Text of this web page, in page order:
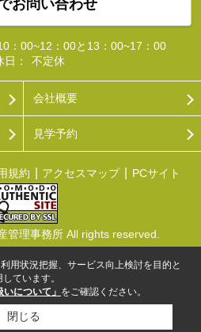
お問い合わせ
：00~12：00と13：00~17：00
日：
不定休
会社概要
見学予約
規約 アクセスマップ PCサイト
管理事務所 All rights reserved.
用状況把握、サービス向上検討を目的と
ています。
いについて」 をご確認ください。
閉じる